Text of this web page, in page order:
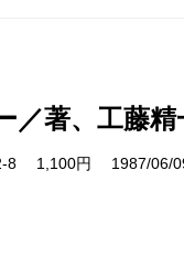
／著、工藤精
8 1,100円 1987/06/